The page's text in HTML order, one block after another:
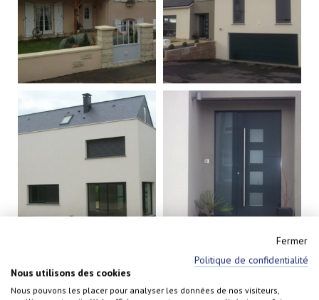
Fermer
Politique de confidentialité
Nous utilisons des cookies
Nous pouvons les placer pour analyser les données de nos visiteurs,